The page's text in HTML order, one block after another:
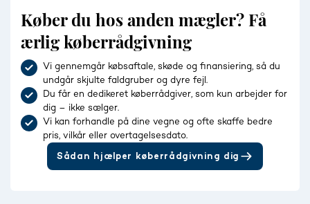
Køber du hos anden mægler? Få
ærlig køberrådgivning
Vi gennemgår købsaftale, skøde og finansiering, så du
undgår skjulte faldgruber og dyre fejl.
Du får en dedikeret køberrådgiver, som kun arbejder for
dig – ikke sælger.
Vi kan forhandle på dine vegne og ofte skaffe bedre
pris, vilkår eller overtagelsesdato.
Sådan hjælper køberrådgivning dig